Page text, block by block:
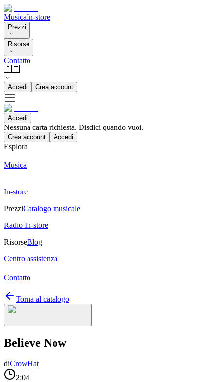
MusicaIn-store
Prezzi
Risorse
Contatto
🇮🇹
Accedi Crea account
Accedi
Nessuna carta richiesta. Disdici quando vuoi.
Crea account Accedi
Esplora
Musica
In-store
PrezziCatalogo musicale
Radio In-store
RisorseBlog
Centro assistenza
Contatto
Torna al catalogo
Believe Now
diCrowHat
2:04